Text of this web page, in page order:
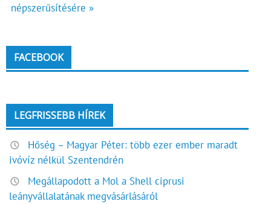
népszerűsítésére »
FACEBOOK
LEGFRISSEBB HÍREK
Hőség – Magyar Péter: több ezer ember maradt
ivóvíz nélkül Szentendrén
Megállapodott a Mol a Shell ciprusi
leányvállalatának megvásárlásáról